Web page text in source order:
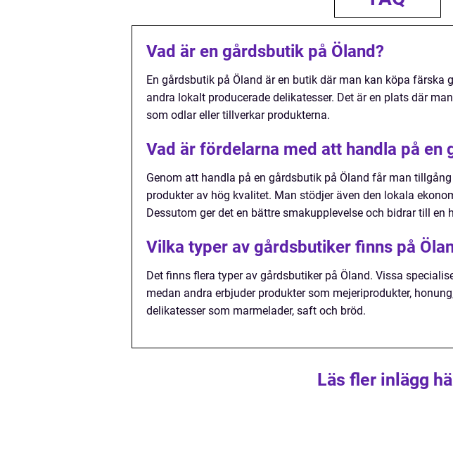
Vad är en gårdsbutik på Öland?
En gårdsbutik på Öland är en butik där man kan köpa färska
andra lokalt producerade delikatesser. Det är en plats där
som odlar eller tillverkar produkterna.
Vad är fördelarna med att handla på en
Genom att handla på en gårdsbutik på Öland får man
produkter av hög kvalitet. Man stödjer även den lokala
Dessutom ger det en bättre smakupplevelse och bidrar till en
Vilka typer av gårdsbutiker finns på
Det finns flera typer av gårdsbutiker på Öland. Vissa
medan andra erbjuder produkter som mejeriprodukter,
delikatesser som marmelader, saft och bröd.
Läs fler inlägg